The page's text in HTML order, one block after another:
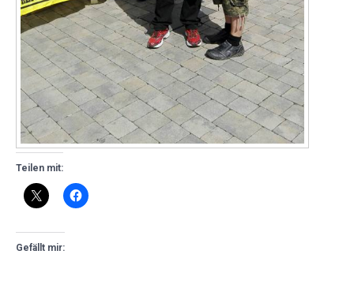
Teilen mit:
Gefällt mir: